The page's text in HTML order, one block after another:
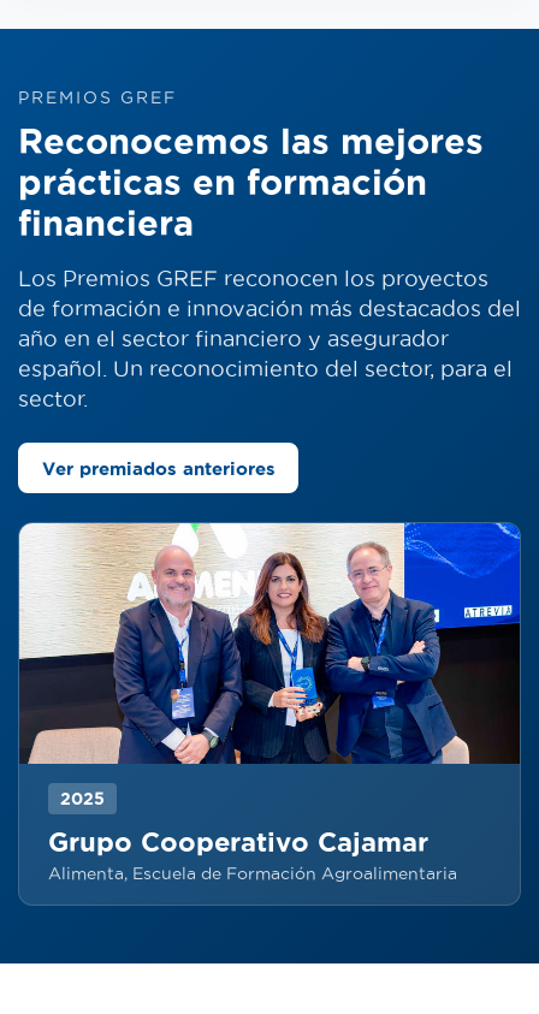
PREMIOS GREF
Reconocemos las mejores
prácticas en formación
financiera
Los Premios GREF reconocen los proyectos
de formación e innovación más destacados del
año en el sector financiero y asegurador
español. Un reconocimiento del sector, para el
sector.
Ver premiados anteriores
2025
Grupo Cooperativo Cajamar
Alimenta, Escuela de Formación Agroalimentaria